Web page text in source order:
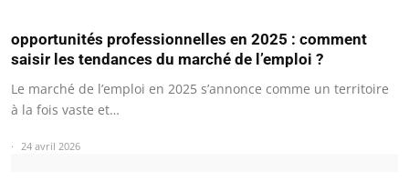
opportunités professionnelles en 2025 : comment
saisir les tendances du marché de l’emploi ?
Le marché de l’emploi en 2025 s’annonce comme un territoire
à la fois vaste et…
24 avril 2026